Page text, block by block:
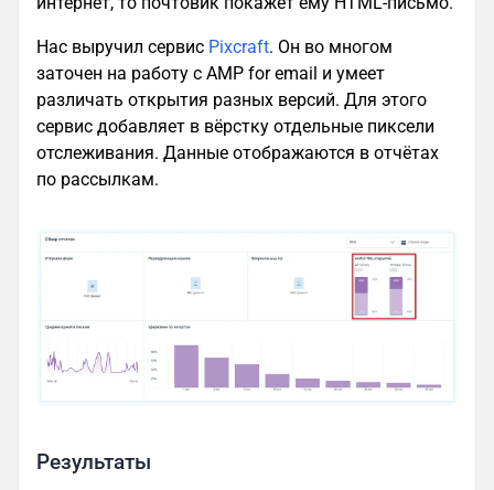
Нас выручил сервис Pixcraft. Он во многом
заточен на работу с AMP for email и умеет
различать открытия разных версий. Для этого
сервис добавляет в вёрстку отдельные пиксели
отслеживания. Данные отображаются в отчётах
по рассылкам.
Результаты